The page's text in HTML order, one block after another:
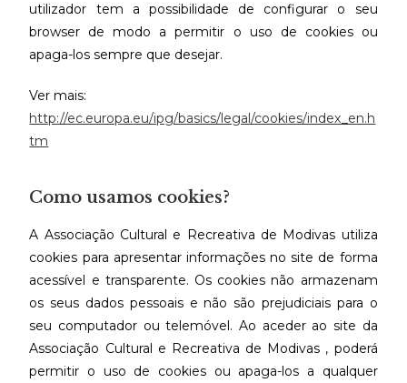
utilizador tem a possibilidade de configurar o seu
browser de modo a permitir o uso de cookies ou
apaga-los sempre que desejar.
Ver mais:
http://ec.europa.eu/ipg/basics/legal/cookies/index_en.h
tm
Como usamos cookies?
A Associação Cultural e Recreativa de Modivas utiliza
cookies para apresentar informações no site de forma
acessível e transparente. Os cookies não armazenam
os seus dados pessoais e não são prejudiciais para o
seu computador ou telemóvel. Ao aceder ao site da
Associação Cultural e Recreativa de Modivas , poderá
permitir o uso de cookies ou apaga-los a qualquer